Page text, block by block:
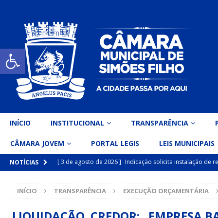
Open toolbar
INÍCIO INSTITUCIONAL TRANSPARÊNCIA
CÂMARA JOVEM PORTAL LEGIS LEIS MUNICIPAIS
NOTÍCIAS [ 3 de agosto de 2026 ] Indicação solicita instalação de
inclusiva
DESTAQUE
[ 15 de julho de 2026 ] Vereador Belo Gazineu
INÍCIO TRANSPARÊNCIA EXECUÇÃO ORÇAMENTÁRIA